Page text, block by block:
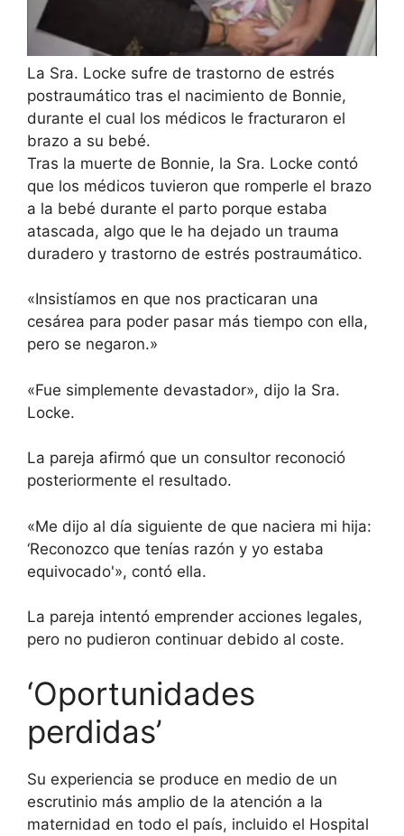
La Sra. Locke sufre de trastorno de estrés
postraumático tras el nacimiento de Bonnie,
durante el cual los médicos le fracturaron el
brazo a su bebé.
Tras la muerte de Bonnie, la Sra. Locke contó
que los médicos tuvieron que romperle el brazo
a la bebé durante el parto porque estaba
atascada, algo que le ha dejado un trauma
duradero y trastorno de estrés postraumático.
«Insistíamos en que nos practicaran una
cesárea para poder pasar más tiempo con ella,
pero se negaron.»
«Fue simplemente devastador», dijo la Sra.
Locke.
La pareja afirmó que un consultor reconoció
posteriormente el resultado.
«Me dijo al día siguiente de que naciera mi hija:
‘Reconozco que tenías razón y yo estaba
equivocado'», contó ella.
La pareja intentó emprender acciones legales,
pero no pudieron continuar debido al coste.
‘Oportunidades
perdidas’
Su experiencia se produce en medio de un
escrutinio más amplio de la atención a la
maternidad en todo el país, incluido el Hospital